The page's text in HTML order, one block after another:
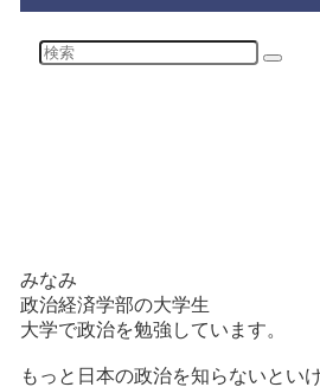
みなみ
政治経済学部の大学生
大学で政治を勉強しています。
もっと日本の政治を知らないとい